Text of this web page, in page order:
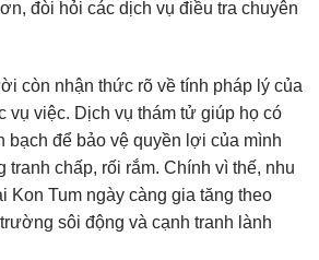
đòi hỏi các dịch vụ điều tra chuyên
còn nhận thức rõ về tính pháp lý của
vụ việc. Dịch vụ thám tử giúp họ có
bạch để bảo vệ quyền lợi của mình
tranh chấp, rối rắm. Chính vì thế, nhu
Kon Tum ngày càng gia tăng theo
sôi động và cạnh tranh lành